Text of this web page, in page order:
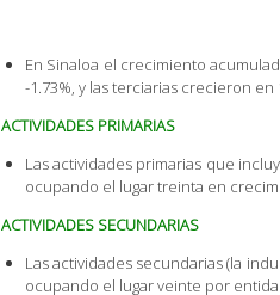
En Sinaloa el crecimiento
-1.73%, y las terciarias crecieron en
ACTIVIDADES PRIMARIAS
Las actividades primarias que
ocupando el lugar treinta en
ACTIVIDADES SECUNDARIAS
Las actividades secundarias (la
ocupando el lugar veinte por